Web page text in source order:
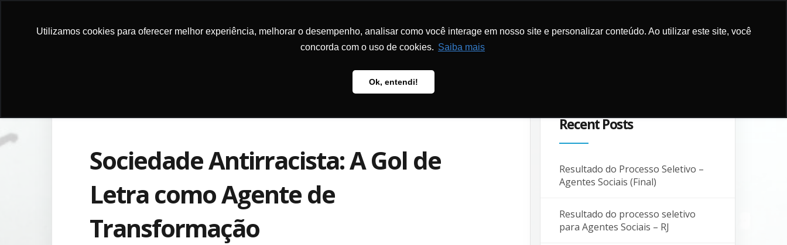
Utilizamos cookies para oferecer melhor experiência, melhorar o desempenho, analisar como você interage em nosso site e personalizar conteúdo. Ao utilizar este site, você
concorda com o uso de cookies. Saiba mais
Ok, entendi!
DONATE
ABOUT
PROGRAMS AND
METHODOLOGY PUBLICATIONS
HOW TO SUPPORT
US
CONTACT AND
Sociedade Antirracista: A Gol de
Letra como Agente de
Transformação
Recent Posts
Resultado do Processo Seletivo –
Agentes Sociais (Final)
Resultado do processo seletivo
para Agentes Sociais – RJ